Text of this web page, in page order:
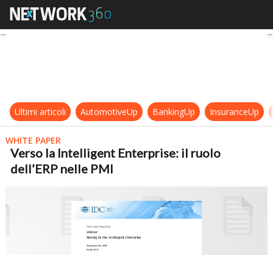
Verso la Intelligent Enterprise: il
Ultimi articoli AutomotiveUp BankingUp InsuranceUp
WHITE PAPER
Verso la Intelligent Enterprise: il ruolo
dell’ERP nelle PMI